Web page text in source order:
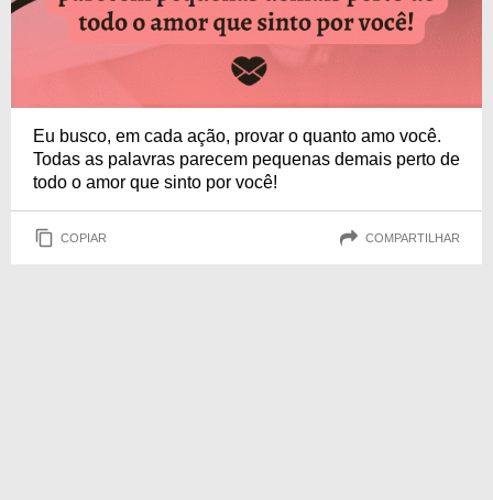
Eu busco, em cada ação, provar o quanto amo você.
Todas as palavras parecem pequenas demais perto de
todo o amor que sinto por você!
COPIAR COMPARTILHAR